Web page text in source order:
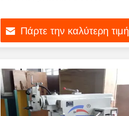
Πάρτε την καλύτερη τιμή